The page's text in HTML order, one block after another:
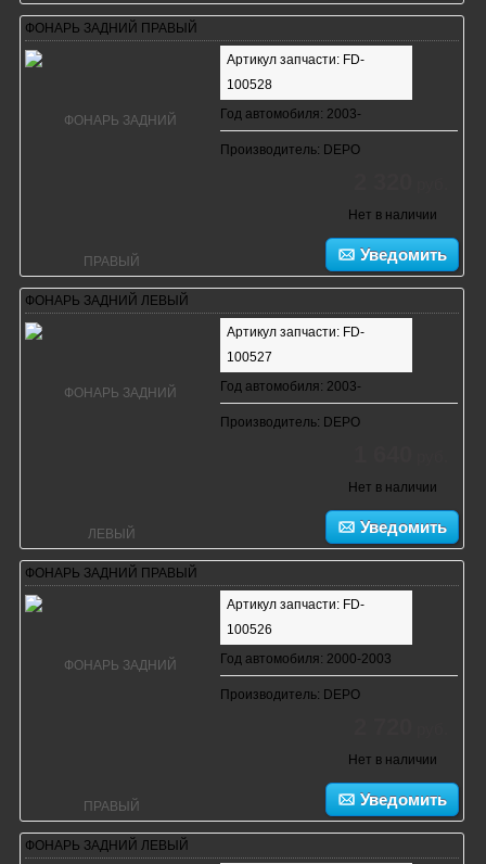
ФОНАРЬ ЗАДНИЙ ПРАВЫЙ
Артикул запчасти: FD-
100528
Год автомобиля: 2003-
Производитель: DEPO
Нет в наличии
Уведомить
ФОНАРЬ ЗАДНИЙ ЛЕВЫЙ
Артикул запчасти: FD-
100527
Год автомобиля: 2003-
Производитель: DEPO
Нет в наличии
Уведомить
ФОНАРЬ ЗАДНИЙ ПРАВЫЙ
Артикул запчасти: FD-
100526
Год автомобиля: 2000-2003
Производитель: DEPO
Нет в наличии
Уведомить
ФОНАРЬ ЗАДНИЙ ЛЕВЫЙ